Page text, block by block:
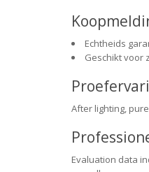
Echtheids
Geschikt voor
After lighting,
Evaluation data